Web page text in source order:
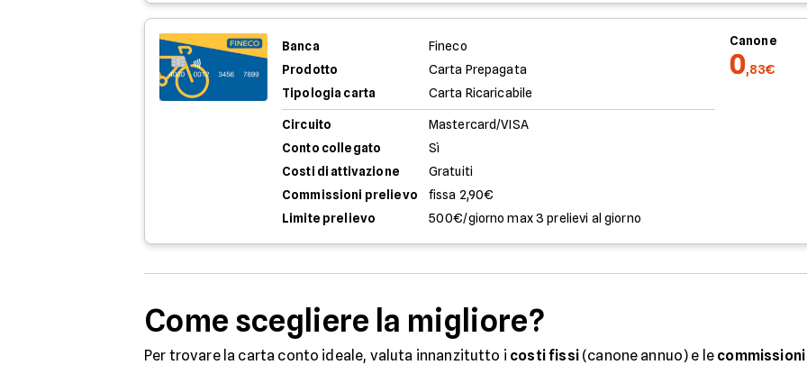
Banca
Fineco
Prodotto
Carta Prepagata
Tipologia carta
Carta Ricaricabile
Circuito
Mastercard/VISA
Conto collegato
Sì
Costi di attivazione
Gratuiti
Commissioni prelievo
fissa 2,90€
Limite prelievo
500€/giorno max 3 prelievi al giorno
Canone
0,83€
Come scegliere la migliore?
Per trovare la carta conto ideale, valuta innanzitutto i costi fissi(canone annuo) e le commissioni